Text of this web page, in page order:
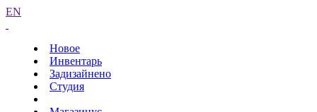
EN
Новое
Инвентарь
Задизайнено
Студия